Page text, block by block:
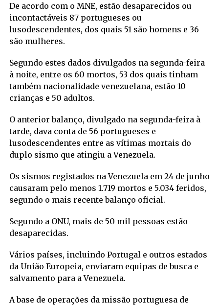
De acordo com o MNE, estão desaparecidos ou
incontactáveis 87 portugueses ou
lusodescendentes, dos quais 51 são homens e 36
são mulheres.
Segundo estes dados divulgados na segunda-feira
à noite, entre os 60 mortos, 53 dos quais tinham
também nacionalidade venezuelana, estão 10
crianças e 50 adultos.
O anterior balanço, divulgado na segunda-feira à
tarde, dava conta de 56 portugueses e
lusodescendentes entre as vítimas mortais do
duplo sismo que atingiu a Venezuela.
Os sismos registados na Venezuela em 24 de junho
causaram pelo menos 1.719 mortos e 5.034 feridos,
segundo o mais recente balanço oficial.
Segundo a ONU, mais de 50 mil pessoas estão
desaparecidas.
Vários países, incluindo Portugal e outros estados
da União Europeia, enviaram equipas de busca e
salvamento para a Venezuela.
A base de operações da missão portuguesa de